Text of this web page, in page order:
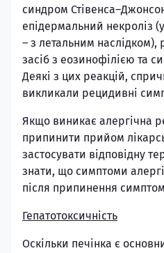
синдром
епідермальний некроліз
– з летальним наслідком),
засіб з еозинофілією та
Деякі з цих реакцій,
викликали рецидивні
Якщо виникає алергічна
припинити прийом
застосувати відповідну
знати, що симптоми
після припинення
Гепатотоксичність
Оскільки печінка є